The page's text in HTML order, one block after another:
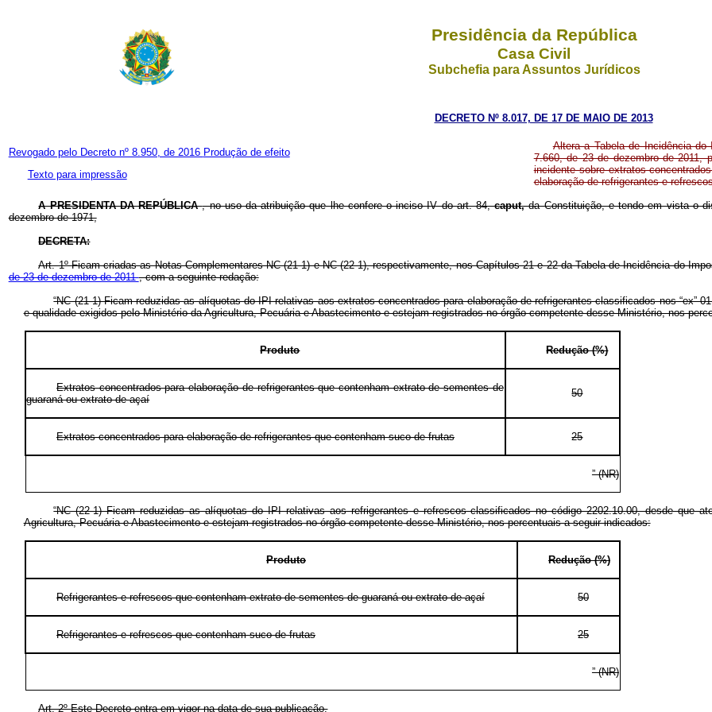
Presidência da República
Casa Civil
Subchefia para Assuntos Jurídicos
DECRETO Nº 8.017, DE 17 DE MAIO DE 2013
Revogado pelo Decreto nº 8.950, de 2016 Produção de efeito
Texto para impressão
Altera a Tabela de Incidência do
7.660, de 23 de dezembro de 2011,
incidente sobre extratos
elaboração de refrigerantes e
A PRESIDENTA DA REPÚBLICA, no uso da atribuição que lhe confere o inciso IV do art. 84,caput,da Constituição, e tendo em vista o
dezembro de 1971,
DECRETA:
Art. 1ºFicam criadas as Notas Complementares NC (21-1) e NC (22-1), respectivamente, nos Capítulos 21 e 22 da Tabela de Incidência do
de 23 de dezembro de 2011, com a seguinte redação:
“NC (21-1) Ficam reduzidas as alíquotas do IPI relativas aos extratos concentrados para elaboração de refrigerantes classificados nos “ex”
e qualidade exigidos pelo Ministério da Agricultura, Pecuária e Abastecimento e estejam registrados no órgão competente desse Ministério, nos
Produto Redução (%)
Extratos concentrados para elaboração de refrigerantes que contenham extrato de sementes de
guaraná ou extrato de açaí
50
Extratos concentrados para elaboração de refrigerantes que contenham suco de frutas 25
” (NR)
“NC (22-1) Ficam reduzidas as alíquotas do IPI relativas aos refrigerantes e refrescos classificados no código 2202.10.00, desde que
Agricultura, Pecuária e Abastecimento e estejam registrados no órgão competente desse Ministério, nos percentuais a seguir indicados:
Produto Redução (%)
Refrigerantes e refrescos que contenham extrato de sementes de guaraná ou extrato de açaí 50
Refrigerantes e refrescos que contenham suco de frutas 25
” (NR)
Art. 2ºEste Decreto entra em vigor na data de sua publicação.